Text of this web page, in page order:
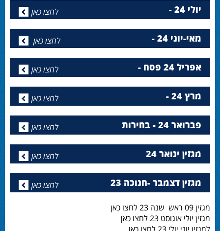
יולי 24 - לחצו כאן
מאי-יוני 24 - לחצו כאן
אפריל 24 פסח - לחצו כאן
מרץ 24 - לחצו כאן
פברואר 24 - בחירות לחצו כאן
מגזין ינואר 24 לחצו כאן
מגזין דצמבר -חנוכה 23 לחצו כאן
מגזין 09 ראש שנה 23 לחצו כאן
מגזין יולי אוגוסט 23 לחצו כאן